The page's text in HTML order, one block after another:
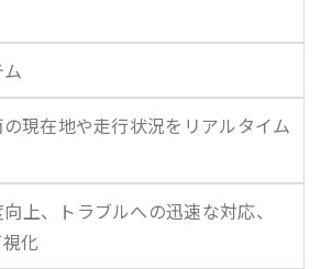
現在地や走行状況をリアルタイム
上、トラブルへの迅速な対応、
化